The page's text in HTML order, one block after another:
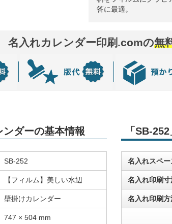
答に最適。
名入れカレンダー印刷.comの無
ダーの基本情報
SB-252
【フィルム】美しい水辺
壁掛けカレンダー
747 × 504 mm
「SB-
名入れスペー
名入れ印刷寸
名入れ印刷方